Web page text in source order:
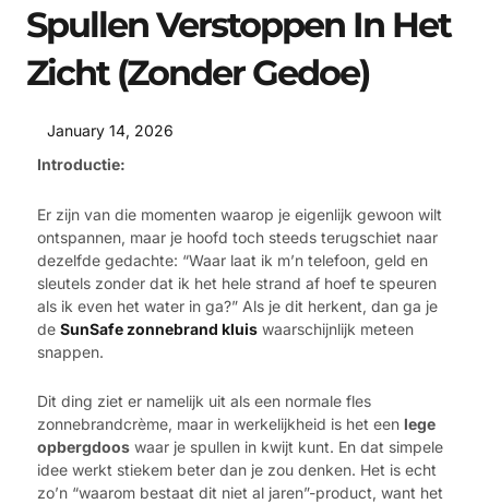
Spullen Verstoppen In Het
Zicht (zonder Gedoe)
January 14, 2026
Introductie:
Er zijn van die momenten waarop je eigenlijk gewoon wilt
ontspannen, maar je hoofd toch steeds terugschiet naar
dezelfde gedachte: “Waar laat ik m’n telefoon, geld en
sleutels zonder dat ik het hele strand af hoef te speuren
als ik even het water in ga?” Als je dit herkent, dan ga je
de SunSafe zonnebrand kluis waarschijnlijk meteen
snappen.
Dit ding ziet er namelijk uit als een normale fles
zonnebrandcrème, maar in werkelijkheid is het een lege
opbergdoos waar je spullen in kwijt kunt. En dat simpele
idee werkt stiekem beter dan je zou denken. Het is echt
zo’n “waarom bestaat dit niet al jaren”-product, want het